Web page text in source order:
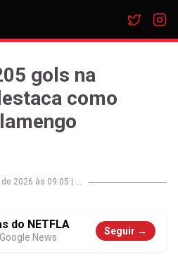
gols na
como
2026 às 09:05 ...
do NETFLA
News
Seguir →